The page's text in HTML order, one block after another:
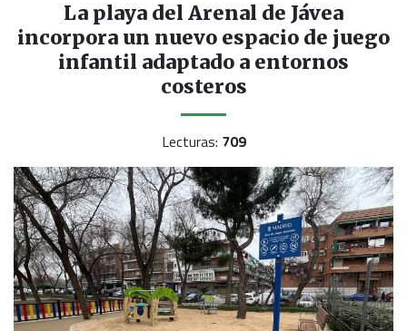
La playa del Arenal de Jávea
incorpora un nuevo espacio de juego
infantil adaptado a entornos
costeros
Lecturas: 709